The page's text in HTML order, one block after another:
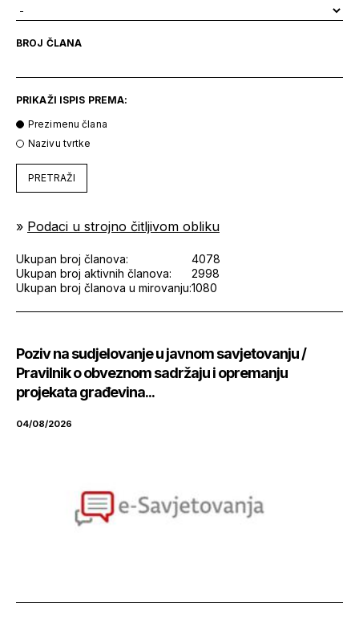
BROJ ČLANA
PRIKAŽI ISPIS PREMA:
Prezimenu člana
Nazivu tvrtke
PRETRAŽI
» Podaci u strojno čitljivom obliku
Ukupan broj članova:
4078
Ukupan broj aktivnih članova:
2998
Ukupan broj članova u mirovanju:1080
Poziv na sudjelovanje u javnom savjetovanju /
Pravilnik o obveznom sadržaju i opremanju
projekata građevina...
04/08/2026